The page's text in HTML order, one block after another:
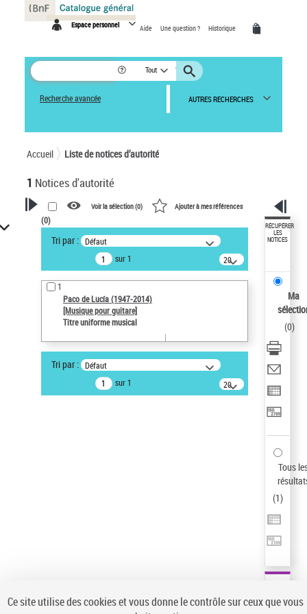
Espace personnel Aide Une question ? Historique
Tout
Recherche avancée AUTRES RECHERCHES
Accueil Liste de notices d’autorité
1 Notices d'autorité
VOTRE RECHERCHE
Recherche avancée dans les
notices d’autorité
Œuvres liées à l'auteur :
Paco de Lucía (1947-2014)
Auteur d’œuvre
Statut de la notice d’autorité
Notice élémentaire
Pays
Voir la sélection (0) Ajouter à mes références
(0)
Tri par : Défaut
sur 1
20
résultats/page
1
Paco de Lucía (1947-2014)
[Musique pour guitare]
Titre uniforme musical
Tri par : Défaut
sur 1
20
résultats/page
RÉCUPÉRER
LES
NOTICES
Ma
(0)
Tous
(1)
Panneau de gestion des cookies
Ce site utilise des cookies et vous donne le contrôle sur ceux que vous